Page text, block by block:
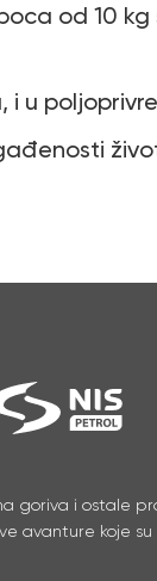
od 10
i u
goriva i ostale
avanture koje